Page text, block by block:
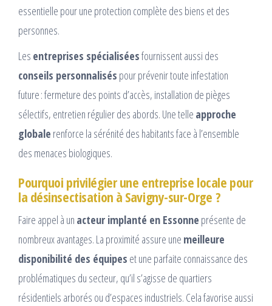
essentielle pour une protection complète des biens et des
personnes.
Les entreprises spécialiséesfournissent aussi des
conseils personnalisés pour prévenir toute infestation
future : fermeture des points d’accès, installation de pièges
sélectifs, entretien régulier des abords. Une telle approche
globale renforce la sérénité des habitants face à l’ensemble
des menaces biologiques.
Pourquoi privilégier une entreprise locale pour
la désinsectisation à Savigny-sur-Orge ?
Faire appel à un acteur implanté en Essonne présente de
nombreux avantages. La proximité assure une meilleure
disponibilité des équipes et une parfaite connaissance des
problématiques du secteur, qu’il s’agisse de quartiers
résidentiels arborés ou d’espaces industriels. Cela favorise aussi